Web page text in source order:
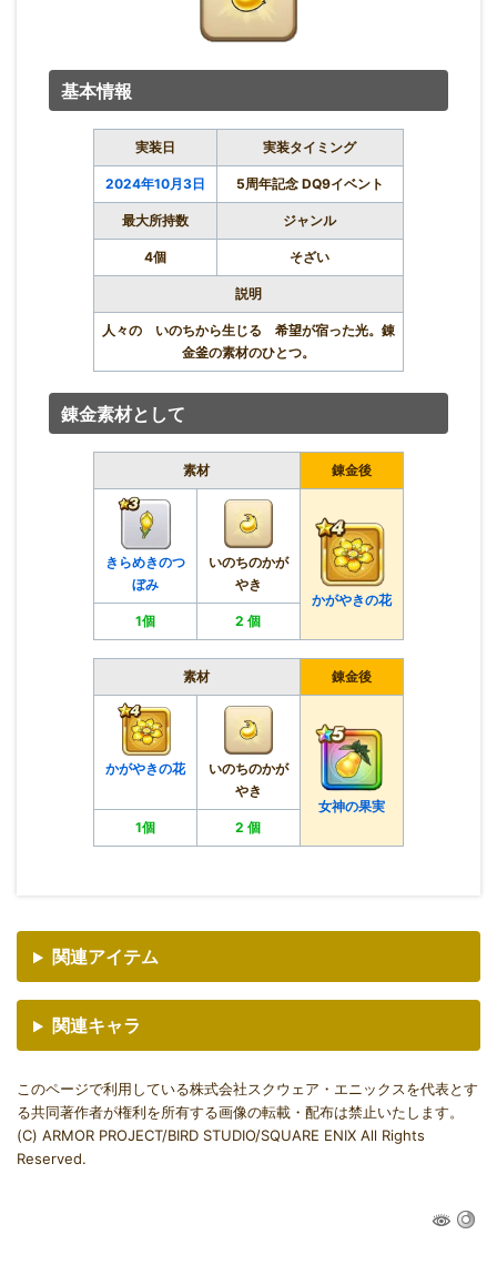
基本情報
実装日 実装タイミング
2024年10月3日 5周年記念 DQ9イベント
最大所持数 ジャンル
4個 そざい
説明
人々の いのちから生じる 希望が宿った光。錬
金釜の素材のひとつ。
錬金素材として
素材 錬金後
きらめきのつ
ぼみ
いのちのかが
やき
かがやきの花
1個
2 個
素材 錬金後
かがやきの花
いのちのかが
やき
女神の果実
1個
2 個
関連アイテム
関連キャラ
このページで利用している株式会社スクウェア・エニックスを代表とす
る共同著作者が権利を所有する画像の転載・配布は禁止いたします。
(C) ARMOR PROJECT/BIRD STUDIO/SQUARE ENIX All Rights
Reserved.